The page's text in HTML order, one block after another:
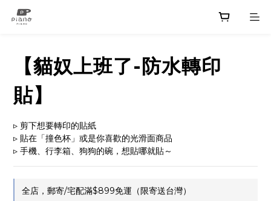
【貓奴上班了-防水轉印
貼】
▹ 剪下想要轉印的貼紙
▹ 貼在「撞色杯」或是你喜歡的光滑面商品
▹ 手機、行李箱、狗狗的碗，想貼哪就貼～
全店，郵寄/宅配滿$899免運（限寄送台灣）